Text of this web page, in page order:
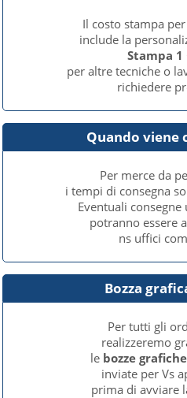
Il costo stampa
include la
Stampa 1
per altre tecniche o
richiedere
Quando viene
Per merce da
i tempi di consegna
Eventuali
potranno essere
ns uffici
Bozza
Per tutti gli
realizzeremo
le bozze grafiche
inviate per Vs
prima di avviare